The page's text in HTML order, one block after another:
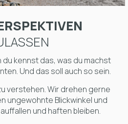
du kennst das, was du machst
Und das soll auch so sein.
verstehen. Wir drehen gerne
ungewohnte Blickwinkel und
und haften bleiben.